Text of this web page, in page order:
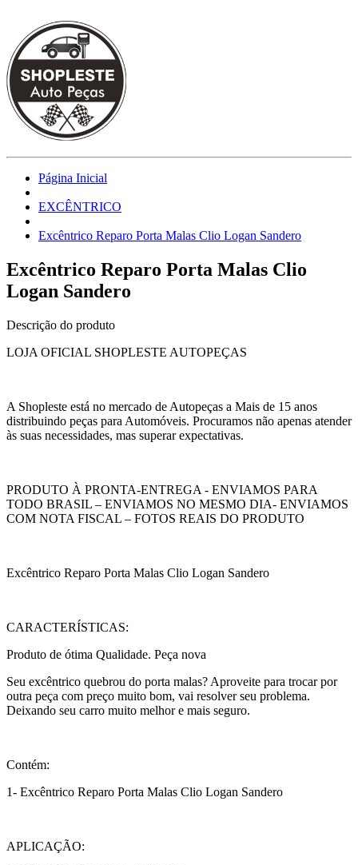
Página Inicial
EXCÊNTRICO
Excêntrico Reparo Porta Malas Clio Logan Sandero
Excêntrico Reparo Porta Malas Clio
Logan Sandero
Descrição do produto
LOJA OFICIAL SHOPLESTE AUTOPEÇAS
A Shopleste está no mercado de Autopeças a Mais de 15 anos
distribuindo peças para Automóveis. Procuramos não apenas atender
às suas necessidades, mas superar expectativas.
PRODUTO À PRONTA-ENTREGA - ENVIAMOS PARA
TODO BRASIL – ENVIAMOS NO MESMO DIA- ENVIAMOS
COM NOTA FISCAL – FOTOS REAIS DO PRODUTO
Excêntrico Reparo Porta Malas Clio Logan Sandero
CARACTERÍSTICAS:
Produto de ótima Qualidade. Peça nova
Seu excêntrico quebrou do porta malas? Aproveite para trocar por
outra peça com preço muito bom, vai resolver seu problema.
Deixando seu carro muito melhor e mais seguro.
Contém:
1- Excêntrico Reparo Porta Malas Clio Logan Sandero
APLICAÇÃO: